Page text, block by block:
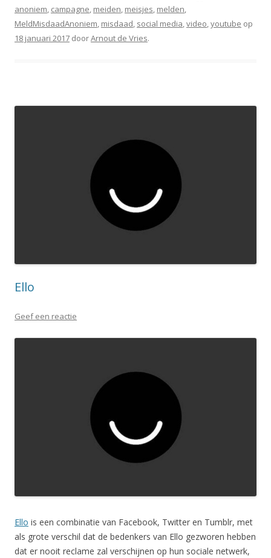
anoniem, campagne, meiden, meisjes, melden,
MeldMisdaadAnoniem, misdaad, social media,video,youtube op
18 januari 2017 doorArnout de Vries.
Ello
Geef een reactie
Ello is een combinatie van Facebook, Twitter en Tumblr, met
als grote verschil dat de bedenkers van Ello gezworen hebben
dat er nooit reclame zal verschijnen op hun sociale netwerk,